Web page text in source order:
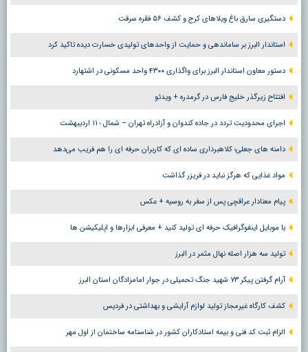
دستگیری سارق باغ ویلاهای کرج و کشف ۵۶ فقره سرقت
استاندار البرز بر ساماندهی و حمایت از واحدهای تولیدی خسارت دیده تاکید کرد
دستور معاون استاندار البرز برای واگذاری ۴۳۰۰ واحد مسکونی در اشتهارد
افتتاح زیرگذر خلیج فارس در گرمدره + ویدئو
اجرای محدودیت تردد در جاده کندوان و آزادراه تهران – شمال ؛ ١١ اردیبهشت
دامنه های جعلی؛ کلاهبرداری ساده ای که کاربران حرفه ای را هم فریب می‌دهد
مواد غذایی که هرگز نباید در فریزر گذاشت
پیام معنادار عراقچی پس از سفر به روسیه + عکس
با موبایل اینفوگرافیک حرفه ای تولید کنید + معرفی ابزارها و اپلیکیشن ها
تولید سه هزار اصله نهال مثمر در البرز
آرام گرفتن پیکر ۷۳ شهید جنگ تحمیلی در جوار امامزادگان استان البرز
کشف کارگاه غیرمجاز تولید لوازم آرایشی و بهداشتی در فردیس
الزام ثبت کد فنی و بیمه استادکاران کشور در شناسنامه ساختمان از اول مهر